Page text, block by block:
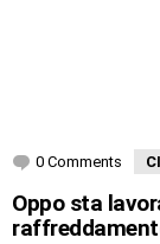
0 Comments
Oppo sta